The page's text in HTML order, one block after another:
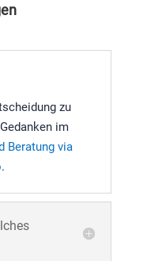
zu
im
Beratung via
.